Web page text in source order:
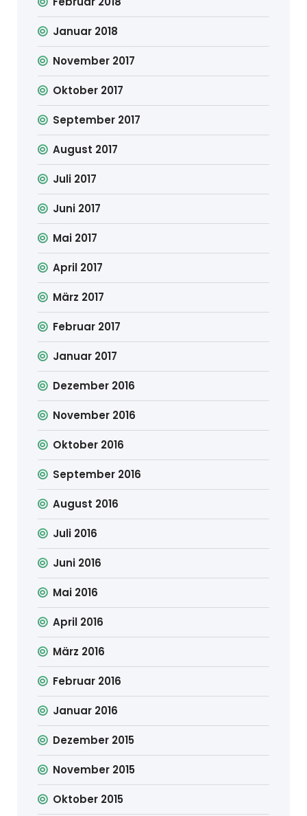
Januar 2018
November 2017
Oktober 2017
September 2017
August 2017
Juli 2017
Juni 2017
Mai 2017
April 2017
März 2017
Februar 2017
Januar 2017
Dezember 2016
November 2016
Oktober 2016
September 2016
August 2016
Juli 2016
Juni 2016
Mai 2016
April 2016
März 2016
Februar 2016
Januar 2016
Dezember 2015
November 2015
Oktober 2015